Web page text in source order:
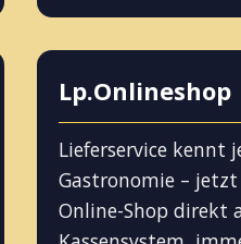
Lp.Onlineshop
Lieferservice kennt
Gastronomie –
Online-Shop direkt